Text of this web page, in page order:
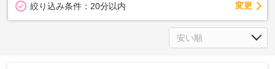
絞り込み条件： 20分以内 変更